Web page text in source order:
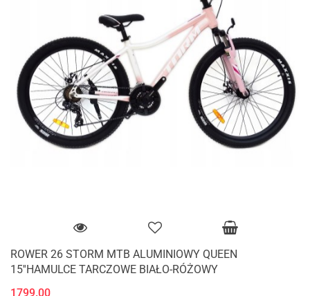
ROWER 26 STORM MTB ALUMINIOWY QUEEN
15''HAMULCE TARCZOWE BIAŁO-RÓŻOWY
1799.00